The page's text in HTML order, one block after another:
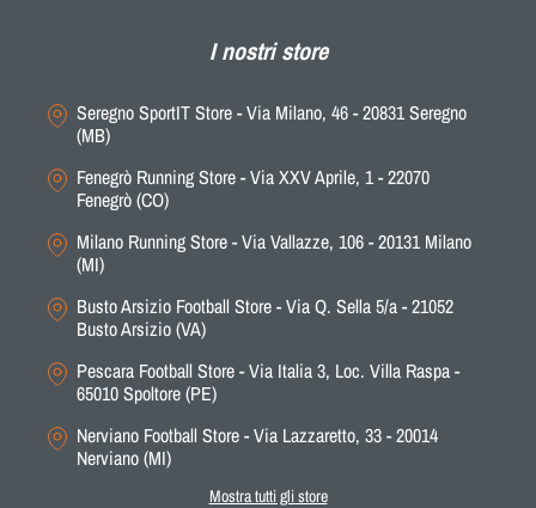
I nostri store
Seregno SportIT Store - Via Milano, 46 - 20831 Seregno
(MB)
Fenegrò Running Store - Via XXV Aprile, 1 - 22070
Fenegrò (CO)
Milano Running Store - Via Vallazze, 106 - 20131 Milano
(MI)
Busto Arsizio Football Store - Via Q. Sella 5/a - 21052
Busto Arsizio (VA)
Pescara Football Store - Via Italia 3, Loc. Villa Raspa -
65010 Spoltore (PE)
Nerviano Football Store - Via Lazzaretto, 33 - 20014
Nerviano (MI)
Mostra tutti gli store